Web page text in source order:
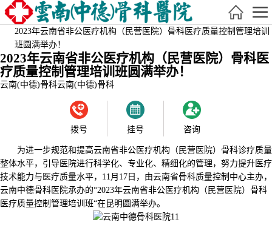
2023年云南省非公医疗机构（民营医院）骨科医疗质量控制管理培训
班圆满举办！
2023年云南省非公医疗机构（民营医院）骨科医
疗质量控制管理培训班圆满举办！
云南(中德)骨科云南(中德)骨科
拨号 挂号 咨询
为进一步规范和提高云南省非公医疗机构（民营医院）骨科诊疗质量
整体水平，引导医院进行科学化、专业化、精细化的管理，努力提升医疗
技术能力与医疗质量水平，11月17日，由云南省骨科质量控制中心主办，
云南中德骨科医院承办的“2023年云南省非公医疗机构（民营医院）骨科
医疗质量控制管理培训班“在昆明圆满举办。